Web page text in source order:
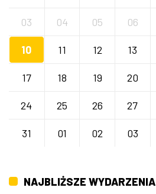
03 04 05 06
10 11 12 13
17 18 19 20
24 25 26 27
31 01 02 03
NAJBLIŻSZE WYDARZENIA